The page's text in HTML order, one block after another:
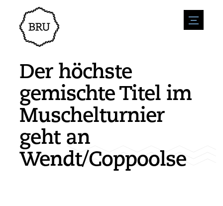
menu
Veranstaltungskalender
Veranstaltung anmelden
Übernachtung
Geschäfte
Natur & wasser
Sport
Sehenswürdigkeiten
Geschichte
Zugänglichkeit
Parken
Wohnumfeld
Um zu unternehmen
Stellenangebote
Stellenangebote veröffentlichen
Unternehmen
BIZ Bruinisse
Nachrichtenübersicht
Neuigkeiten einreichen
Der höchste
gemischte Titel im
Muschelturnier
geht an
Wendt/Coppoolse